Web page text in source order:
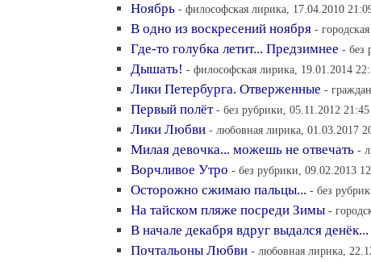
Ноябрь - философская лирика, 17.04.2010
В одно из воскресений ноября -
Где-то голубка летит... Предзимнее - без
Дышать! - философская лирика, 19.01.2014
Лики Петербурга. Отверженные -
Первый полёт - без рубрики, 05.11.2012 21:45
Лики Любви - любовная лирика, 01.03.2017
Милая девочка... можешь не отвечать -
Ворчливое Утро - без рубрики, 09.02.2013
Осторожно сжимаю пальцы... - без
На тайском пляже посреди Зимы -
В начале декабря вдруг выдался денёк...
Почтальоны Любви - любовная лирика,